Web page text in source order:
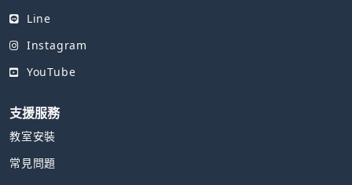
Line
Instagram
YouTube
支援服務
教室安裝
常見問題